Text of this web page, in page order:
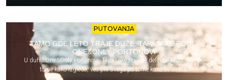
PUTOVANJA
TAMO GDE LETO TRAJE DUŽE: TAPASAKE POOL,
ONE&ONLY PORTONOVI
U duhu One&Only Portonovi, Tapasake Pool ne definiše leto samo po
tome kako izgleda, već pre svega po tome kako se oseća.